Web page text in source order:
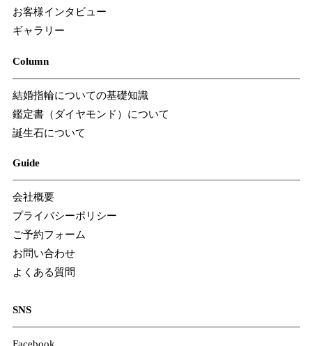
お客様インタビュー
ギャラリー
Column
結婚指輪についての基礎知識
鑑定書（ダイヤモンド）について
誕生石について
Guide
会社概要
プライバシーポリシー
ご予約フォーム
お問い合わせ
よくある質問
SNS